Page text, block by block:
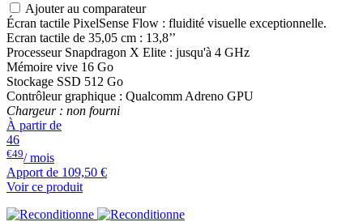
Ajouter au comparateur
Écran tactile PixelSense Flow : fluidité visuelle exceptionnelle.
Ecran tactile de 35,05 cm : 13,8’’
Processeur Snapdragon X Elite : jusqu'à 4 GHz
Mémoire vive 16 Go
Stockage SSD 512 Go
Contrôleur graphique : Qualcomm Adreno GPU
Chargeur : non fourni
À partir de
46
€49/ mois
Apport de 109,50 €
Voir ce produit